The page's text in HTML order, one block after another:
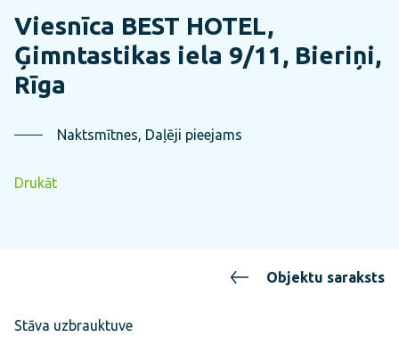
Viesnīca BEST HOTEL,
Ģimntastikas iela 9/11, Bieriņi,
Rīga
Naktsmītnes, Daļēji pieejams
Drukāt
Objektu saraksts
Stāva uzbrauktuve